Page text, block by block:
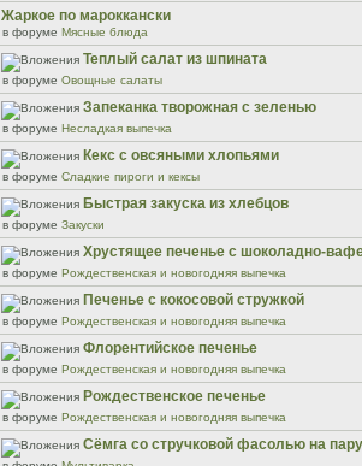
Жаркое по мароккански
в форуме Мясные блюда
Теплый салат из шпината
в форуме Овощные салаты
Запеканка творожная с зеленью
в форуме Несладкая выпечка
Кекс с овсяными хлопьями
в форуме Сладкие пироги и кексы
Быстрая закуска из хлебцов
в форуме Закуски
Хрустящее печенье с шоколадно-
в форуме Рождественская и новогодняя выпечка
Печенье с кокосовой стружкой
в форуме Рождественская и новогодняя выпечка
Флорентийское печенье
в форуме Рождественская и новогодняя выпечка
Рождественское печенье
в форуме Рождественская и новогодняя выпечка
Сёмга со стручковой фасолью на пару